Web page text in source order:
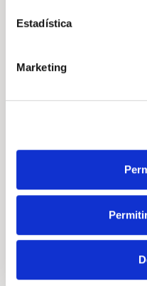
Estadística
Marketing
Transporter Furgon
Precio a
Volkswagen